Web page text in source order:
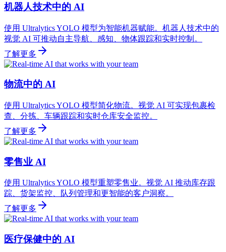
机器人技术中的 AI
使用 Ultralytics YOLO 模型为智能机器赋能。机器人技术中的
视觉 AI 可推动自主导航、感知、物体跟踪和实时控制。
了解更多
物流中的 AI
使用 Ultralytics YOLO 模型简化物流。视觉 AI 可实现包裹检
查、分拣、车辆跟踪和实时仓库安全监控。
了解更多
零售业 AI
使用 Ultralytics YOLO 模型重塑零售业。视觉 AI 推动库存跟
踪、货架监控、队列管理和更智能的客户洞察。
了解更多
医疗保健中的 AI